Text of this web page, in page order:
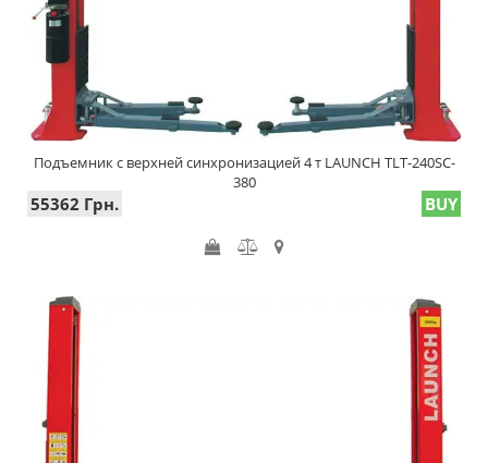
Подъемник с верхней синхронизацией 4 т LAUNCH TLT-240SC-
380
55362 Грн. BUY